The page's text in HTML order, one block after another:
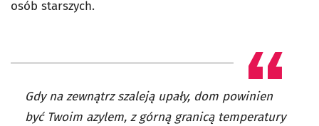
osób starszych.
Gdy na zewnątrz szaleją upały, dom powinien
być Twoim azylem, z górną granicą temperatury